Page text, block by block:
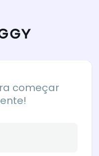
começar